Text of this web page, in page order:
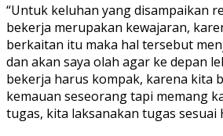
“Untuk keluhan yang disampaikan
bekerja merupakan kewajaran,
berkaitan itu maka hal tersebut
dan akan saya olah agar ke depan
bekerja harus kompak, karena kita
kemauan seseorang tapi memang
tugas, kita laksanakan tugas sesuai